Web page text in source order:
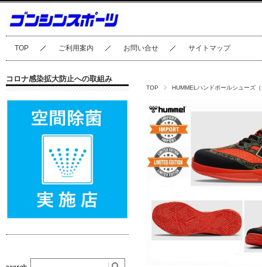
TOP ご利用案内 お問い合せ サイトマップ
TOP HUMMELハンドボールシューズ
コロナ感染拡大防止への取組み